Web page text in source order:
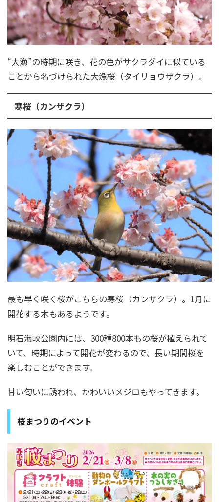
“大漁”の時期に咲き、花の色がサクラダイに似ている
ことから名づけられた大漁桜（タイリョウザクラ）。
寒桜（カンザクラ）
最も早く咲く桜がこちらの寒桜（カンザクラ）。1月に
開花する木もあるようです。
明石海峡公園内には、300種800本もの桜が植えられて
いて、時期によって開花が変わるので、長い期間桜を
楽しむことができます。
甘い匂いに誘われ、かわいいメジロもやってきます。
桜まつりのイベント